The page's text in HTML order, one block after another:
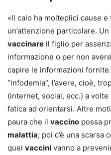
«Il calo ha molteplici cause
un’attenzione particolare.
vaccinare il figlio per
informazione o per non
capire le informazioni
“infodemia”, l’avere, cioè,
(internet, social, ecc.) a
fatica ad orientarsi. Altre
paura che il vaccino possa
malattia; poi c’è una scarsa
quei vaccini vanno a